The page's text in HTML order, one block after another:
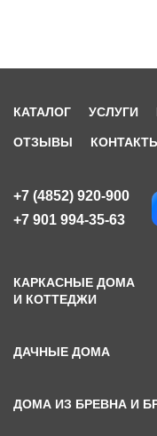
КАТАЛОГ УСЛУГИ
ОТЗЫВЫ
+7 (4852) 920-900
+7 901 994-35-63
КАРКАСНЫЕ ДОМА
И КОТТЕДЖИ
ДАЧНЫЕ ДОМА
ДОМА ИЗ БРЕВНА И